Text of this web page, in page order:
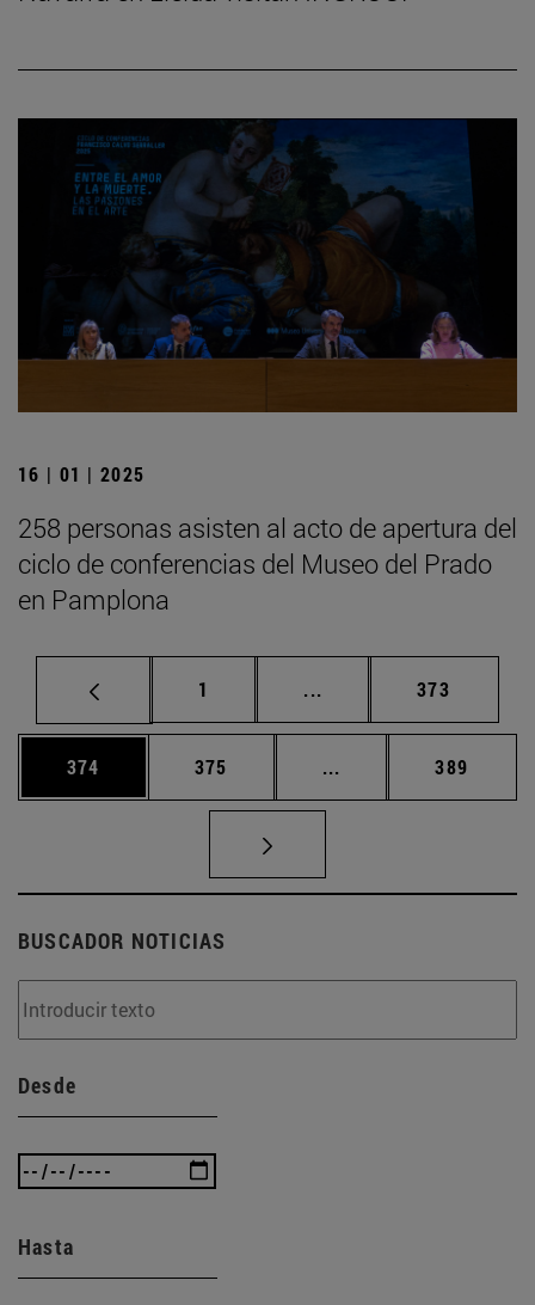
16 | 01 | 2025
258 personas asisten al acto de apertura del
ciclo de conferencias del Museo del Prado
en Pamplona
Página
1 ... Páginas intermedias
Página
373
Página
374 Página
375 ... Páginas intermedias
Página
389
BUSCADOR NOTICIAS
Desde
Hasta